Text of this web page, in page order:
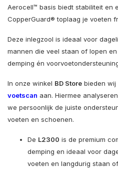
Aerocell™ basis biedt stabiliteit en
CopperGuard® toplaag je voeten
Deze inlegzool is ideaal voor
mannen die veel staan of lopen
demping én
In onze winkel BD Store bieden wij
voetscan aan. Hiermee
we persoonlijk de juiste
voeten en schoenen.
De L2300 is de premium
demping en ideaal voor
voeten en langdurig staan